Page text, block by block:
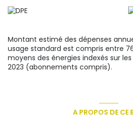
Montant estimé des dépenses
usage standard est compris entre
moyens des énergies indexés sur les
2023 (abonnements compris).
A PROPOS DE CE